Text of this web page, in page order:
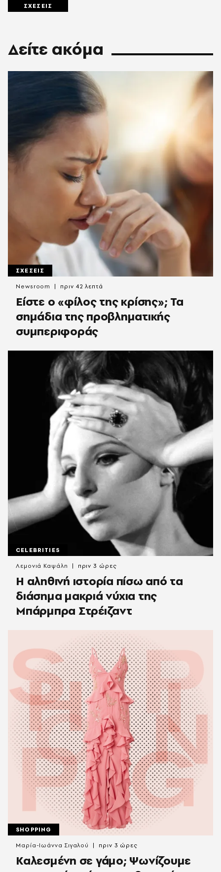
ΣΧΕΣΕΙΣ
Δείτε ακόμα
ΣΧΕΣΕΙΣ
Είστε ο «φίλος της κρίσης»; Τα
σημάδια της προβληματικής
συμπεριφοράς
Newsroom πριν 42 λεπτά
CELEBRITIES
Η αληθινή ιστορία πίσω από τα
διάσημα μακριά νύχια της
Μπάρμπρα Στρέιζαντ
Λεμονιά Καψάλη πριν 3 ώρες
SHOPPING
Καλεσμένη σε γάμο; Ψωνίζουμε
Μαρία-Ιωάννα Σιγαλού πριν 3 ώρες